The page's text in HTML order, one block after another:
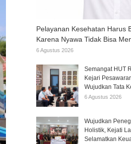
Pelayanan Kesehatan Harus
Karena Nyawa Tidak Bisa
6 Agustus 2026
Semangat HUT
Kejari
Wujudkan Tata
6 Agustus 2026
Wujudkan
Holistik, Kejati
Selamatkan